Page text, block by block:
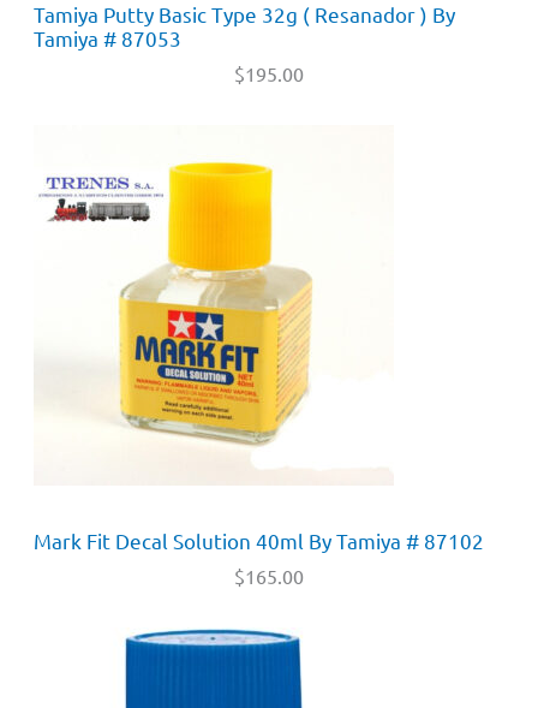
Tamiya Putty Basic Type 32g ( Resanador ) By
Tamiya # 87053
$195.00
Mark Fit Decal Solution 40ml By Tamiya # 87102
$165.00